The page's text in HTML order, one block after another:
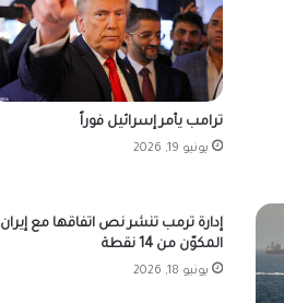
ترامب يأمر إسرائيل فوراً
يونيو 19, 2026
إدارة ترمب تنشر نص اتفاقها مع إيران
المكوّن من 14 نقطة
يونيو 18, 2026